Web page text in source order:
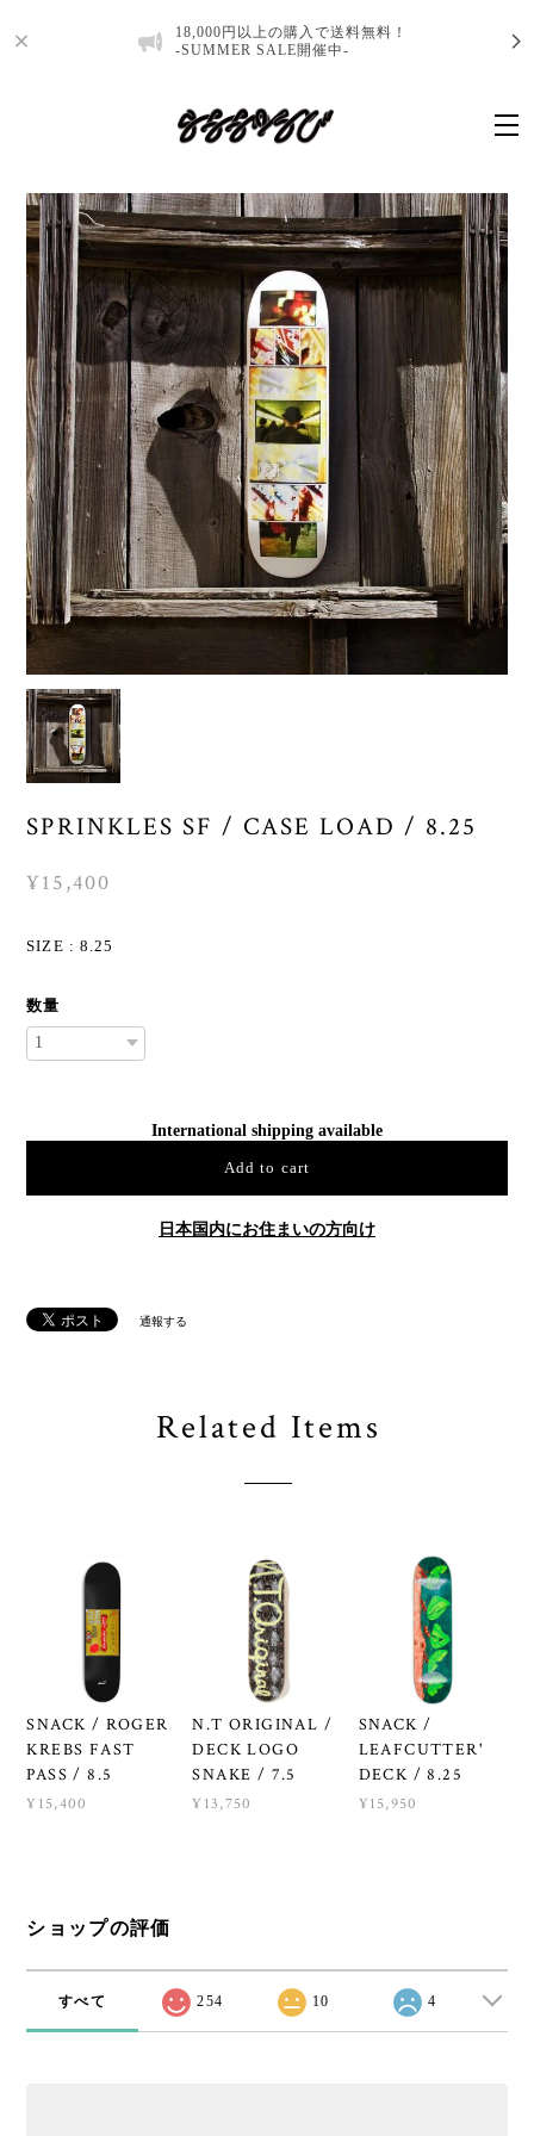
18,000円以上の購入で送料無料！
-SUMMER SALE開催中-
SPRINKLES SF / CASE LOAD / 8.25
¥15,400
SIZE : 8.25
数量
International shipping available
Add to cart
日本国内にお住まいの方向け
通報する
Related Items
SNACK / ROGER
KREBS FAST
PASS / 8.5
¥15,400
N.T ORIGINAL /
DECK LOGO
SNAKE / 7.5
¥13,750
SNACK /
LEAFCUTTER'
DECK / 8.25
¥15,950
ショップの評価
すべて 254 10 4